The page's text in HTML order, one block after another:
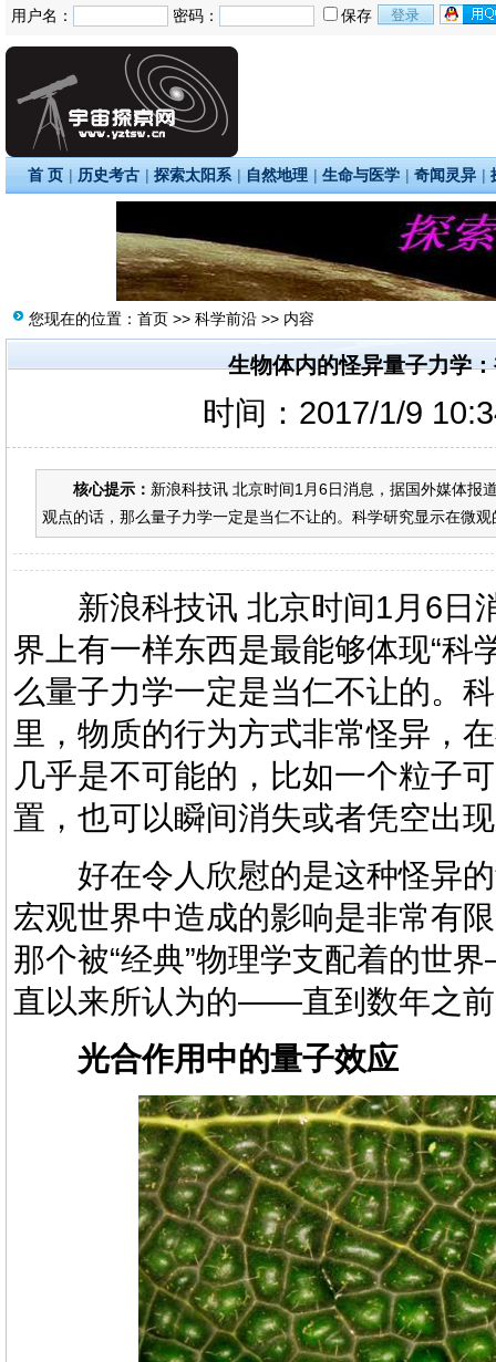
用户名： 密码： 保存
首 页 | 历史考古 | 探索太阳系 | 自然地理 | 生命与医学 | 奇闻灵异 |
您现在的位置： 首页 >> 科学前沿 >> 内容
生物体内的怪异量子力学
时间：2017/1/9
核心提示： 新浪科技讯 北京时间1月6日消息，据国外媒体报
观点的话，那么量子力学一定是当仁不让的。科学研究显示在微
新浪科技讯 北京时间1月6日
界上有一样东西是最能够体现“科
么量子力学一定是当仁不让的。
里，物质的行为方式非常怪异，
几乎是不可能的，比如一个粒子
置，也可以瞬间消失或者凭空出
好在令人欣慰的是这种怪异的
宏观世界中造成的影响是非常有
那个被“经典”物理学支配着的世
直以来所认为的——直到数年之
光合作用中的量子效应